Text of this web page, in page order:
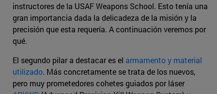
instructores de la USAF Weapons School. Esto tenía una
gran importancia dada la delicadeza de la misión y la
precisión que esta requería. A continuación veremos por
qué.
El segundo pilar a destacar es el armamento y material
utilizado. Más concretamente se trata de los nuevos,
pero muy prometedores cohetes guiados por láser